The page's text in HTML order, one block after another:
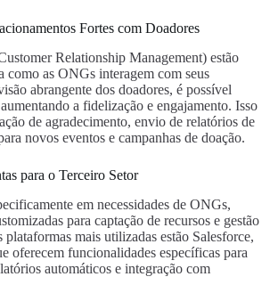
Fortes com Doadores
Relationship Management) estão
como as ONGs interagem com seus
abrangente dos doadores, é possível
a fidelização e engajamento. Isso
de agradecimento, envio de relatórios de
novos eventos e campanhas de doação.
para o Terceiro Setor
em necessidades de ONGs,
para captação de recursos e gestão
mais utilizadas estão Salesforce,
oferecem funcionalidades específicas para
automáticos e integração com